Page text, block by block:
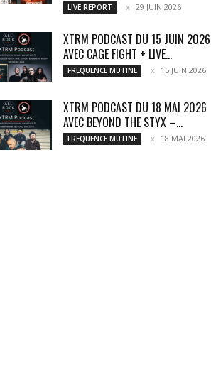
LIVE REPORT 29 JUIN 2026
XTRM PODCAST DU 15 JUIN 2026
AVEC CAGE FIGHT + LIVE...
FREQUENCE MUTINE 15 JUIN 2026
XTRM PODCAST DU 18 MAI 2026
AVEC BEYOND THE STYX –...
FREQUENCE MUTINE 18 MAI 2026